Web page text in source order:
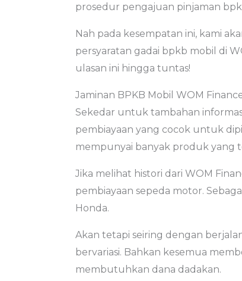
prosedur pengajuan pinjaman
Nah pada kesempatan ini, kami
persyaratan gadai bpkb mobil di
ulasan ini hingga tuntas!
Jaminan BPKB Mobil WOM
Sekedar untuk tambahan
pembiayaan yang cocok untuk
mempunyai banyak produk yang
Jika melihat histori dari WOM
pembiayaan sepeda motor.
Honda.
Akan tetapi seiring dengan
bervariasi. Bahkan kesemua
membutuhkan dana dadakan.